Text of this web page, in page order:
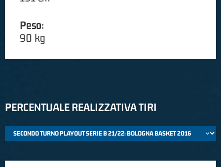
Peso:
90 kg
PERCENTUALE REALIZZATIVA TIRI